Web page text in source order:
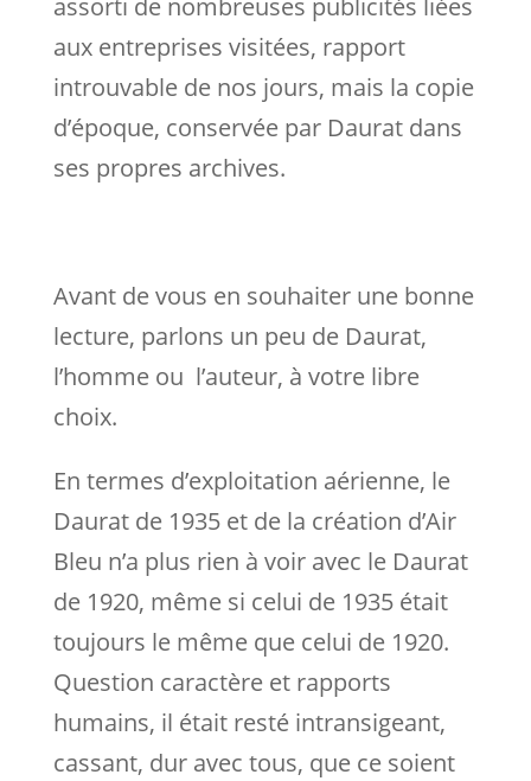
assorti de nombreuses publicités liées
aux entreprises visitées, rapport
introuvable de nos jours, mais la copie
d’époque, conservée par Daurat dans
ses propres archives.
Avant de vous en souhaiter une bonne
lecture, parlons un peu de Daurat,
l’homme ou l’auteur, à votre libre
choix.
En termes d’exploitation aérienne, le
Daurat de 1935 et de la création d’Air
Bleu n’a plus rien à voir avec le Daurat
de 1920, même si celui de 1935 était
toujours le même que celui de 1920.
Question caractère et rapports
humains, il était resté intransigeant,
cassant, dur avec tous, que ce soient